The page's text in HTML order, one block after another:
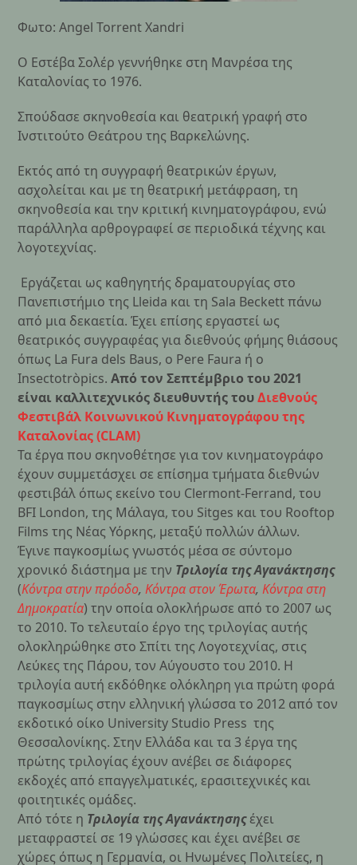
Φωτο: Angel Torrent Xandri
O Εστέβα Σολέρ γεννήθηκε στη Μανρέσα της
Καταλονίας το 1976.
Σπούδασε σκηνοθεσία και θεατρική γραφή στο
Ινστιτούτο Θεάτρου της Βαρκελώνης.
Εκτός από τη συγγραφή θεατρικών έργων,
ασχολείται και με τη θεατρική μετάφραση, τη
σκηνοθεσία και την κριτική κινηματογράφου, ενώ
παράλληλα αρθρογραφεί σε περιοδικά τέχνης και
λογοτεχνίας.
Εργάζεται ως καθηγητής δραματουργίας στο
Πανεπιστήμιο της Lleida και τη Sala Beckett πάνω
από μια δεκαετία. Έχει επίσης εργαστεί ως
θεατρικός συγγραφέας για διεθνούς φήμης θιάσους
όπως La Fura dels Baus, ο Pere Faura ή ο
Insectotròpics.Από τον Σεπτέμβριο του 2021
είναι καλλιτεχνικός διευθυντής τουΔιεθνούς
Φεστιβάλ Κοινωνικού Κινηματογράφου της
Καταλονίας (CLAM)
Τα έργα που σκηνοθέτησε για τον κινηματογράφο
έχουν συμμετάσχει σε επίσημα τμήματα διεθνών
φεστιβάλ όπως εκείνο του Clermont-Ferrand, του
BFI London, της Μάλαγα, του Sitges και του Rooftop
Films της Νέας Υόρκης, μεταξύ πολλών άλλων.
Έγινε παγκοσμίως γνωστός μέσα σε σύντομο
χρονικό διάστημα με την Τριλογία της Αγανάκτησης
(Κόντρα στην πρόοδο,Κόντρα στον Έρωτα,Κόντρα στη
Δημοκρατία) την οποία ολοκλήρωσε από το 2007 ως
το 2010. Το τελευταίο έργο της τριλογίας αυτής
ολοκληρώθηκε στο Σπίτι της Λογοτεχνίας, στις
Λεύκες της Πάρου, τον Αύγουστο του 2010. Η
τριλογία αυτή εκδόθηκε ολόκληρη για πρώτη φορά
παγκοσμίως στην ελληνική γλώσσα το 2012 από τον
εκδοτικό οίκο University Studio Press της
Θεσσαλονίκης. Στην Ελλάδα και τα 3 έργα της
πρώτης τριλογίας έχουν ανέβει σε διάφορες
εκδοχές από επαγγελματικές, ερασιτεχνικές και
φοιτητικές ομάδες.
Από τότε η Τριλογία της Αγανάκτησηςέχει
μεταφραστεί σε 19 γλώσσες και έχει ανέβει σε
χώρες όπως η Γερμανία, οι Ηνωμένες Πολιτείες, η